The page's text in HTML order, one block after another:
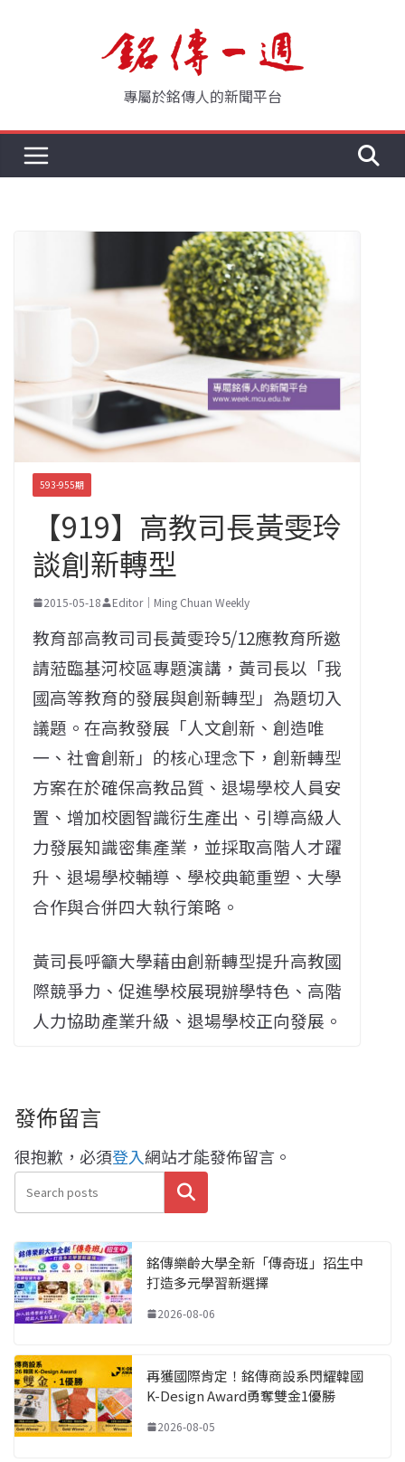
專屬於銘傳人的新聞平台
593-955期
【919】高教司長黃雯玲
談創新轉型
2015-05-18 Editor｜Ming Chuan Weekly
教育部高教司司長黃雯玲5/12應教育所邀
請蒞臨基河校區專題演講，黃司長以「我
國高等教育的發展與創新轉型」為題切入
議題。在高教發展「人文創新、創造唯
一、社會創新」的核心理念下，創新轉型
方案在於確保高教品質、退場學校人員安
置、增加校園智識衍生產出、引導高級人
力發展知識密集產業，並採取高階人才躍
升、退場學校輔導、學校典範重塑、大學
合作與合併四大執行策略。
黃司長呼籲大學藉由創新轉型提升高教國
際競爭力、促進學校展現辦學特色、高階
人力協助產業升級、退場學校正向發展。
發佈留言
很抱歉，必須登入網站才能發佈留言。
搜尋
銘傳樂齡大學全新「傳奇班」招生中
打造多元學習新選擇
2026-08-06
再獲國際肯定！銘傳商設系閃耀韓國
K-Design Award勇奪雙金1優勝
2026-08-05